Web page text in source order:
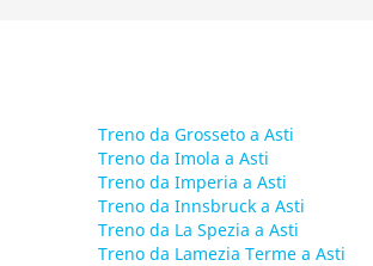
Treno da Grosseto a Asti
Treno da Imola a Asti
Treno da Imperia a Asti
Treno da Innsbruck a Asti
Treno da La Spezia a Asti
Treno da Lamezia Terme a Asti